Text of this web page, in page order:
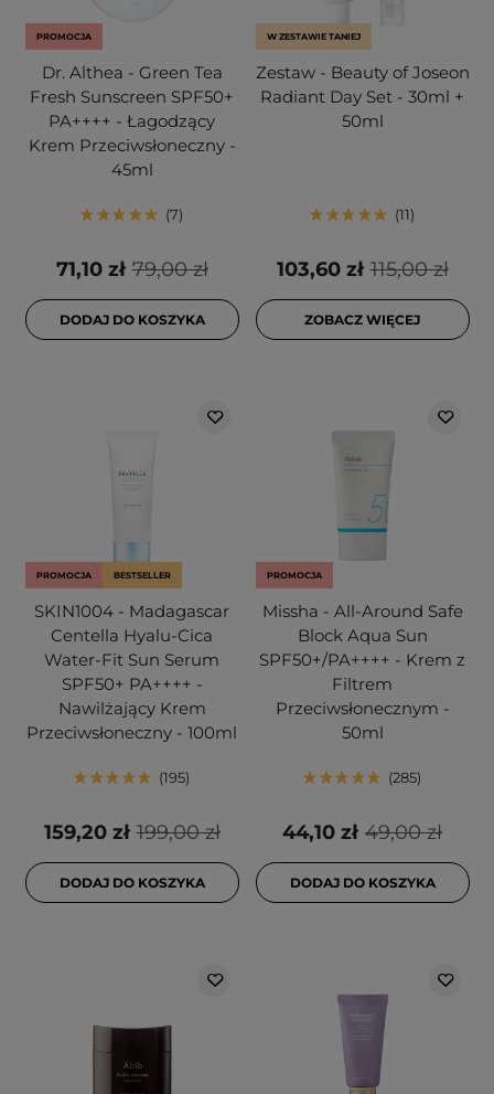
PROMOCJA
Dr. Althea - Green Tea
Fresh Sunscreen SPF50+
PA++++ - Łagodzący
Krem Przeciwsłoneczny -
45ml
7
79,00 zł
71,10 zł
DODAJ DO KOSZYKA
W ZESTAWIE TANIEJ
Zestaw - Beauty of Joseon
Radiant Day Set - 30ml +
50ml
11
115,00 zł
103,60 zł
ZOBACZ WIĘCEJ
PROMOCJA BESTSELLER
SKIN1004 - Madagascar
Centella Hyalu-Cica
Water-Fit Sun Serum
SPF50+ PA++++ -
Nawilżający Krem
Przeciwsłoneczny - 100ml
195
199,00 zł
159,20 zł
DODAJ DO KOSZYKA
PROMOCJA
Missha - All-Around Safe
Block Aqua Sun
SPF50+/PA++++ - Krem z
Filtrem
Przeciwsłonecznym -
50ml
285
49,00 zł
44,10 zł
DODAJ DO KOSZYKA